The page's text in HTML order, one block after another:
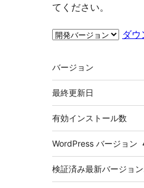
てください。
ダウ
メ
タ
バージョン
最終更新日
有効インストール数
WordPress バージョン
検証済み最新バージョ